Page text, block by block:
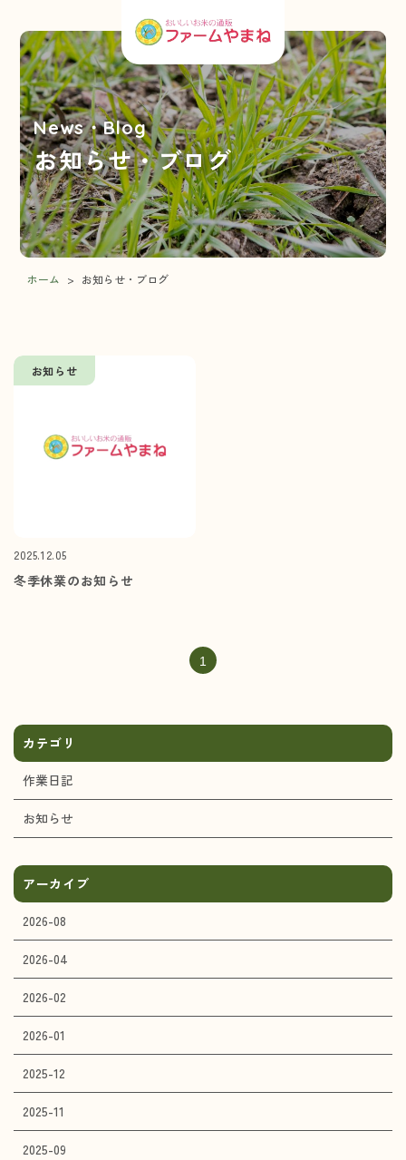
お知らせ・ブログ
News・Blog
ホーム > お知らせ・ブログ
お知らせ
2025.12.05
冬季休業のお知らせ
1
カテゴリ
作業日記
お知らせ
アーカイブ
2026-08
2026-04
2026-02
2026-01
2025-12
2025-11
2025-09